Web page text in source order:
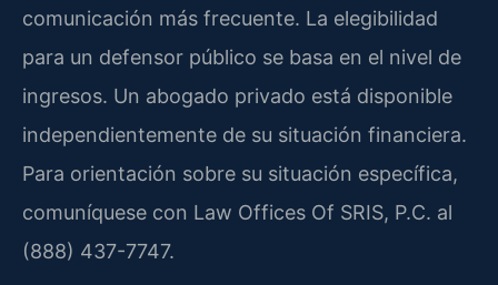
comunicación más frecuente. La elegibilidad
para un defensor público se basa en el nivel de
ingresos. Un abogado privado está disponible
independientemente de su situación financiera.
Para orientación sobre su situación específica,
comuníquese con Law Offices Of SRIS, P.C. al
(888) 437-7747.